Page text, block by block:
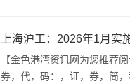
【金色港湾资讯网为您推荐阅
券，代，码：，证，券，简，